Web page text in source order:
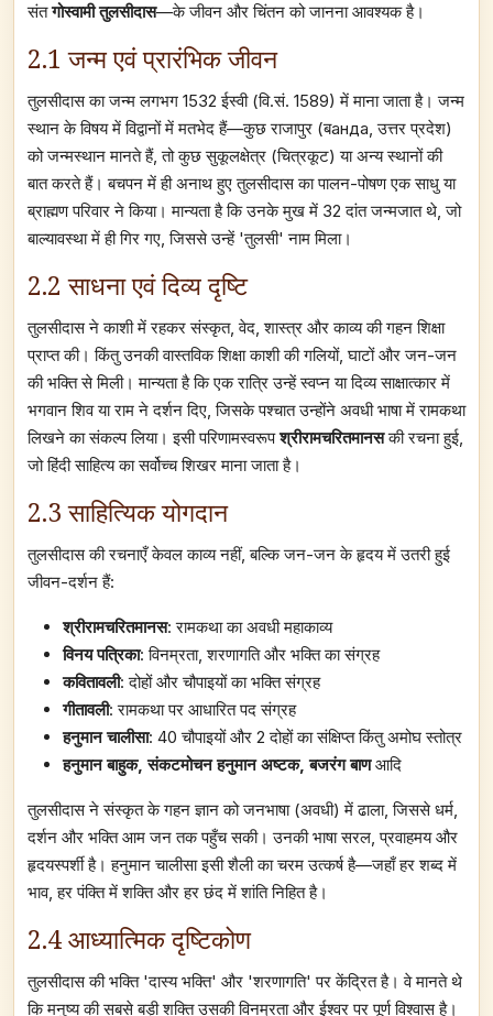
संतगोस्वामी तुलसीदास—के जीवन और चिंतन को जानना आवश्यक है।
2.1 जन्म एवं प्रारंभिक जीवन
तुलसीदास का जन्म लगभग 1532 ईस्वी (वि.सं. 1589) में माना जाता है। जन्म
स्थान के विषय में विद्वानों में मतभेद हैं—कुछ राजापुर (बанда, उत्तर प्रदेश)
को जन्मस्थान मानते हैं, तो कुछ सुकूलक्षेत्र (चित्रकूट) या अन्य स्थानों की
बात करते हैं। बचपन में ही अनाथ हुए तुलसीदास का पालन-पोषण एक साधु या
ब्राह्मण परिवार ने किया। मान्यता है कि उनके मुख में 32 दांत जन्मजात थे, जो
बाल्यावस्था में ही गिर गए, जिससे उन्हें 'तुलसी' नाम मिला।
2.2 साधना एवं दिव्य दृष्टि
तुलसीदास ने काशी में रहकर संस्कृत, वेद, शास्त्र और काव्य की गहन शिक्षा
प्राप्त की। किंतु उनकी वास्तविक शिक्षा काशी की गलियों, घाटों और जन-जन
की भक्ति से मिली। मान्यता है कि एक रात्रि उन्हें स्वप्न या दिव्य साक्षात्कार में
भगवान शिव या राम ने दर्शन दिए, जिसके पश्चात उन्होंने अवधी भाषा में रामकथा
लिखने का संकल्प लिया। इसी परिणामस्वरूपश्रीरामचरितमानसकी रचना हुई,
जो हिंदी साहित्य का सर्वोच्च शिखर माना जाता है।
2.3 साहित्यिक योगदान
तुलसीदास की रचनाएँ केवल काव्य नहीं, बल्कि जन-जन के हृदय में उतरी हुई
जीवन-दर्शन हैं:
श्रीरामचरितमानस: रामकथा का अवधी महाकाव्य
विनय पत्रिका: विनम्रता, शरणागति और भक्ति का संग्रह
कवितावली: दोहों और चौपाइयों का भक्ति संग्रह
गीतावली: रामकथा पर आधारित पद संग्रह
हनुमान चालीसा: 40 चौपाइयों और 2 दोहों का संक्षिप्त किंतु अमोघ स्तोत्र
हनुमान बाहुक, संकटमोचन हनुमान अष्टक, बजरंग बाणआदि
तुलसीदास ने संस्कृत के गहन ज्ञान को जनभाषा (अवधी) में ढाला, जिससे धर्म,
दर्शन और भक्ति आम जन तक पहुँच सकी। उनकी भाषा सरल, प्रवाहमय और
हृदयस्पर्शी है। हनुमान चालीसा इसी शैली का चरम उत्कर्ष है—जहाँ हर शब्द में
भाव, हर पंक्ति में शक्ति और हर छंद में शांति निहित है।
2.4 आध्यात्मिक दृष्टिकोण
तुलसीदास की भक्ति 'दास्य भक्ति' और 'शरणागति' पर केंद्रित है। वे मानते थे
कि मनुष्य की सबसे बड़ी शक्ति उसकी विनम्रता और ईश्वर पर पूर्ण विश्वास है।